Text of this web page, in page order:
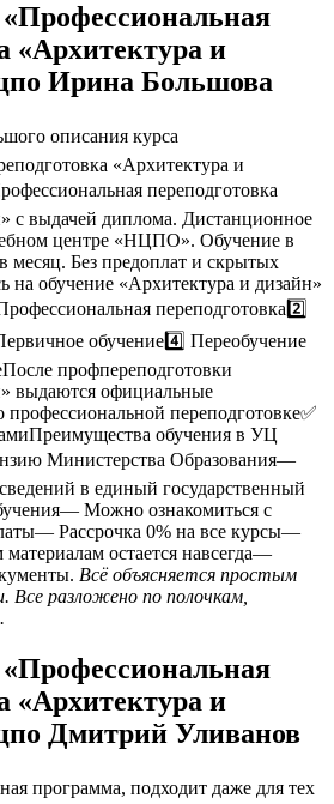
«Архитектура и
Ирина Большова
описания курса
«Архитектура и
переподготовка
с выдачей диплома. Дистанционное
центре «НЦПО». Обучение в
месяц. Без предоплат и скрытых
на обучение «Архитектура и дизайн»
переподготовка2️⃣
обучение4️⃣ Переобучение
профпереподготовки
выдаются официальные
переподготовке✅
обучения в УЦ
Министерства Образования—
в единый государственный
Можно ознакомиться с
Рассрочка 0% на все курсы—
остается навсегда—
Всё объясняется простым
Все разложено по полочкам,
«Архитектура и
Дмитрий Уливанов
программа, подходит даже для тех